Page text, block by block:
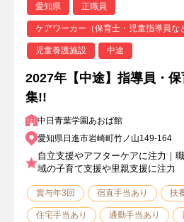
愛知県 正職員
ケアワーカー（保育士・児童指導員な
児童養護施設 中途
2027年【中途】指導員・
集!!
中日青葉学園あおば館
愛知県日進市岩崎町竹ノ山149-164
自立支援やアフターケアに注力｜
域の子育て支援や里親支援に注力
賞与年3回 宿直手当あり 扶
住宅手当あり 通勤手当あり